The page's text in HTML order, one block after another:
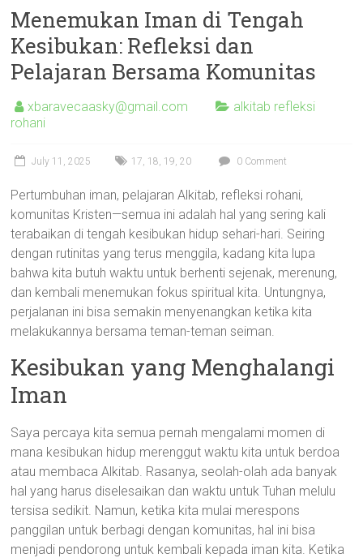
Menemukan Iman di Tengah
Kesibukan: Refleksi dan
Pelajaran Bersama Komunitas
xbaravecaasky@gmail.com
alkitab refleksi
rohani
July 11, 2025 17, 18, 19,20 0 Comment
Pertumbuhan iman, pelajaran Alkitab, refleksi rohani,
komunitas Kristen—semua ini adalah hal yang sering kali
terabaikan di tengah kesibukan hidup sehari-hari. Seiring
dengan rutinitas yang terus menggila, kadang kita lupa
bahwa kita butuh waktu untuk berhenti sejenak, merenung,
dan kembali menemukan fokus spiritual kita. Untungnya,
perjalanan ini bisa semakin menyenangkan ketika kita
melakukannya bersama teman-teman seiman.
Kesibukan yang Menghalangi
Iman
Saya percaya kita semua pernah mengalami momen di
mana kesibukan hidup merenggut waktu kita untuk berdoa
atau membaca Alkitab. Rasanya, seolah-olah ada banyak
hal yang harus diselesaikan dan waktu untuk Tuhan melulu
tersisa sedikit. Namun, ketika kita mulai merespons
panggilan untuk berbagi dengan komunitas, hal ini bisa
menjadi pendorong untuk kembali kepada iman kita. Ketika